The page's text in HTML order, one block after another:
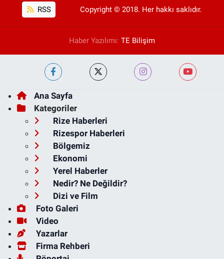
RSS Copyright © 2018. Her hakkı saklıdır.
Haber Yazılımı: TE Bilişim
Ana Sayfa
Kategoriler
Rize Haberleri
Rizespor Haberleri
Bölgemiz
Ekonomi
Yerel Haberler
Nedir? Ne Değildir?
Dizi ve Film
Foto Galeri
Video
Yazarlar
Firma Rehberi